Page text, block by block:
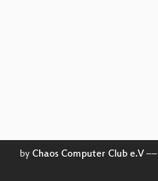
by Chaos Computer Club e.V––